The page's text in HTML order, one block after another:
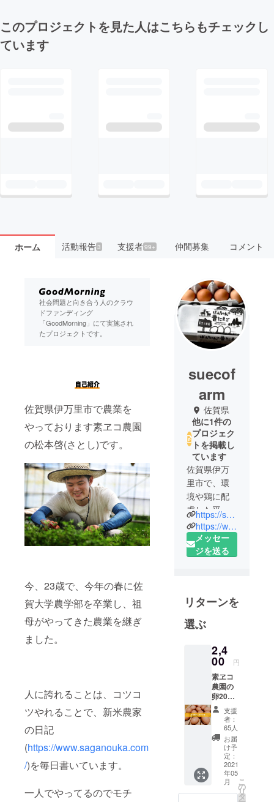
このプロジェクトを見た人はこちらもチェックし
ています
ホーム 活動報告3 支援者99+ 仲間募集 コメント
社会問題と向き合う人のクラウ
ドファンディング
「GoodMorning」にて実施され
たプロジェクトです。
佐賀県伊万里市で農業を
やっております素ヱコ農園
の松本啓(さとし)です。
今、23歳で、今年の春に佐
賀大学農学部を卒業し、祖
母がやってきた農業を継ぎ
ました。
人に誇れることは、コツコ
ツやれることで、新米農家
の日記
(https://www.saganouka.com
/)を毎日書いています。
一人でやってるのでモチ
suecof
arm
佐賀県
他に1件の
プロジェク
トを掲載し
ています
佐賀県伊万
里市で、環
境や鶏に配
慮した平飼
い養鶏を
行っていま
す。
https://suecofarms.com/
https://www.instagram.com/suecofarm/
メッセー
ジを送る
リターンを
選ぶ
2,4
00 円
素ヱコ
農園の
卵20個
＋お礼
のメッ
セージ
ω3脂肪
酸を豊
富に含
んだ五
行草な
どを混
ぜた自
支援
者：
65人
お届
け予
定：
2021
年05
月
こ
の
リ
タ